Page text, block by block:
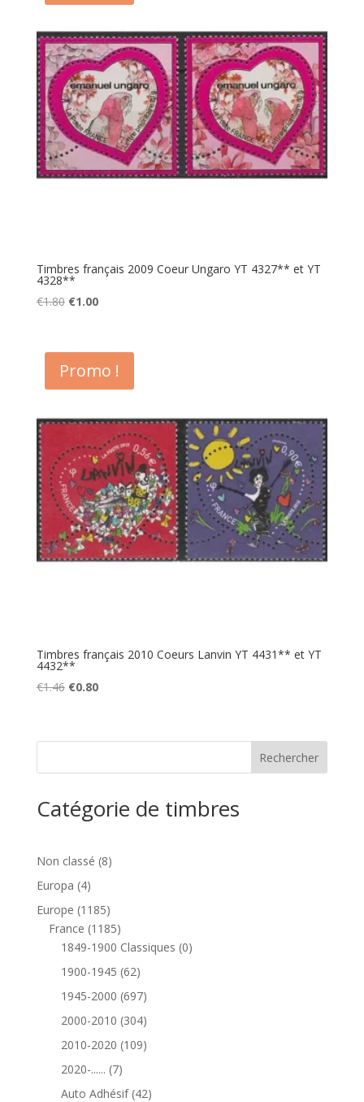
Timbres français 2009 Coeur Ungaro YT 4327** et YT
4328**
€1.80 Le
était :
€1.80.
€1.00Le
est :
€1.00.
Promo !
Timbres français 2010 Coeurs Lanvin YT 4431** et YT
4432**
€1.46 Le
était :
€0.80Le
est :
Catégorie de timbres
Non classé 88
Europa 44
produits
Europe 11851185
produits
France 11851185
produits
1849-1900 Classiques 00
1900-1945 6262
produits
1945-2000 697697
produits
2000-2010 304304
produits
2010-2020 109109
2020-...... 77
produits
Auto Adhésif 4242